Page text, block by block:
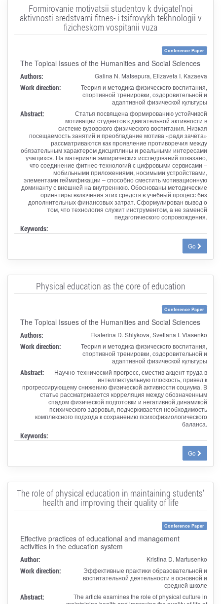
Formirovanie motivatsii studentov k dvigatel'noi
aktivnosti sredstvami fitnes- i tsifrovykh tekhnologii v
fizicheskom vospitanii vuza
Conference Paper
The Topical Issues of the Humanities and Social Sciences
Authors: Galina N. Matsepura, Elizaveta I. Kazaeva
Work direction:
Теория и методика физического воспитания,
спортивной тренировки, оздоровительной и
адаптивной физической культуры
Abstract:
Статья посвящена формированию устойчивой
мотивации студентов к двигательной активности в
системе вузовского физического воспитания. Низкая
посещаемость занятий и преобладание мотива «ради зачёта»
рассматриваются как проявление противоречия между
обязательным характером дисциплины и реальными интересами
учащихся. На материале эмпирических исследований показано,
что соединение фитнес-технологий с цифровыми сервисами –
мобильными приложениями, носимыми устройствами,
элементами геймификации – способно сместить мотивационную
доминанту с внешней на внутреннюю. Обоснованы методические
ориентиры включения этих средств в учебный процесс без
дополнительных финансовых затрат. Сформулирован вывод о
том, что технология служит инструментом, а не заменой
педагогического сопровождения.
Keywords:
Go
Physical education as the core of education
Conference Paper
The Topical Issues of the Humanities and Social Sciences
Authors: Ekaterina D. Shlykova, Svetlana I. Vlasenko
Work direction:
Теория и методика физического воспитания,
спортивной тренировки, оздоровительной и
адаптивной физической культуры
Abstract:
Научно-технический прогресс, сместив акцент труда в
интеллектуальную плоскость, привел к
прогрессирующему снижению физической активности социума. В
статье рассматривается корреляция между обозначенным
спадом физической подготовки и негативной динамикой
психического здоровья, подчеркивается необходимость
комплексного подхода к сохранению психофизиологического
баланса.
Keywords:
Go
The role of physical education in maintaining students'
health and improving their quality of life
Conference Paper
Effective practices of educational and management
activities in the education system
Author: Kristina D. Martusenko
Work direction:
Эффективные практики образовательной и
воспитательной деятельности в основной и
средней школе
Abstract:
The article examines the role of physical culture in